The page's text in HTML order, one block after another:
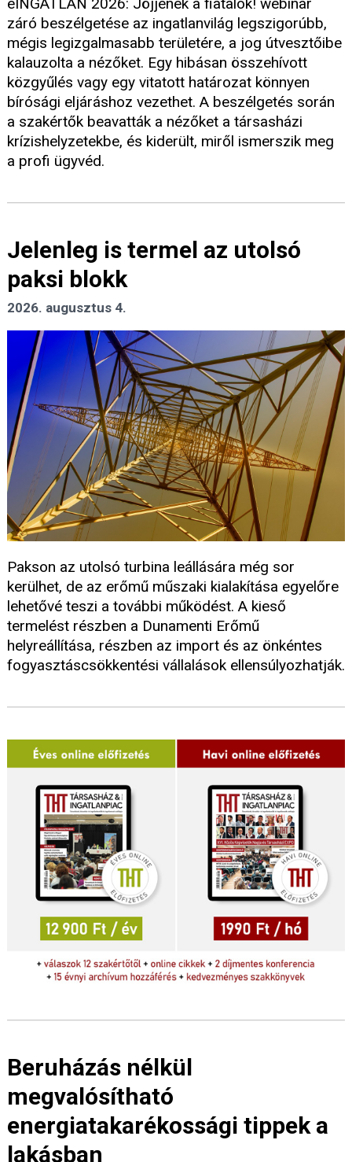
eINGATLAN 2026: Jöjjenek a fiatalok! webinar
záró beszélgetése az ingatlanvilág legszigorúbb,
mégis legizgalmasabb területére, a jog útvesztőibe
kalauzolta a nézőket. Egy hibásan összehívott
közgyűlés vagy egy vitatott határozat könnyen
bírósági eljáráshoz vezethet. A beszélgetés során
a szakértők beavatták a nézőket a társasházi
krízishelyzetekbe, és kiderült, miről ismerszik meg
a profi ügyvéd.
Jelenleg is termel az utolsó
paksi blokk
2026. augusztus 4.
Pakson az utolsó turbina leállására még sor
kerülhet, de az erőmű műszaki kialakítása egyelőre
lehetővé teszi a további működést. A kieső
termelést részben a Dunamenti Erőmű
helyreállítása, részben az import és az önkéntes
fogyasztáscsökkentési vállalások ellensúlyozhatják.
Beruházás nélkül
megvalósítható
energiatakarékossági tippek a
lakásban